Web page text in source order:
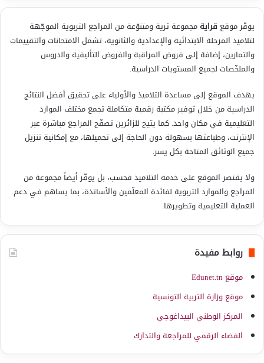
يوفّر موقع قرايةمجموعة ثرية ومتنوّعة من المراجع التربوية الموجّهة
لتلاميذ المرحلة الابتدائية والإعدادية والثانوية، تشمل الامتحانات والتقييمات
والتمارين، إضافة إلى فروض المراقبة والفروض التأليفية والدروس
والملخّصات لجميع المستويات الدراسية.
يهدف الموقع إلى مساعدة التلاميذ والأولياء على تحقيق أفضل النتائج
الدراسية من خلال توفير مكتبة رقمية متكاملة تجمع مختلف الموارد
التعليمية في مكان واحد. كما يتيح للزائرين تصفّح المراجع مباشرة عبر
الإنترنت، وطباعتها بسهولة دون الحاجة إلى تحميلها، مع إمكانية تنزيل
جميع الوثائق المتاحة بكل يسر.
ولا يقتصر الموقع على خدمة التلاميذ فحسب، بل يوفّر أيضاً مجموعة من
المراجع والموارد التربوية لفائدة المعلّمين والأساتذة، بما يساهم في دعم
العملية التعليمية وتطويرها.
روابط مفيدة
موقع Edunet.tn
موقع وزارة التربية التونسية
المركز الوطني البيداغوجي
الفضاء الرقمي للمراجعة والتدارك